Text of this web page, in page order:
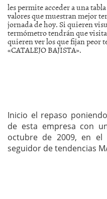
les permite acceder a una
valores que muestran mejor
jornada de hoy. Si quieren
termómetro tendrán que
quieren ver los que fijan peor
«CATALEJO BAJISTA».
Inicio el repaso
de esta empresa con
octubre de 2009, en
seguidor de tendencias